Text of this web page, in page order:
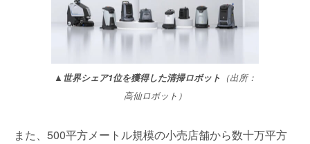
▲世界シェア1位を獲得した清掃ロボット （出所：
高仙ロボット）
また、500平方メートル規模の小売店舗から数十万平方